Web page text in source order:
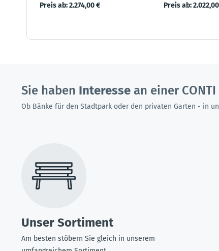
Preis ab:2.274,00 € Preis ab:
Sie haben Interesse an einer
Ob Bänke für den Stadtpark oder den privaten Garten - in
Unser Sortiment
Am besten stöbern Sie gleich in unserem